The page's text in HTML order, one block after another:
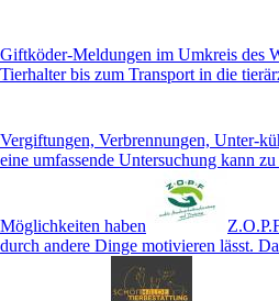
Giftköder-Meldungen im Umkreis des
Tierhalter bis zum Transport in die
Vergiftungen, Verbrennungen, Unter-
eine umfassende Untersuchung kann
Möglichkeiten haben
durch andere Dinge motivieren lässt.